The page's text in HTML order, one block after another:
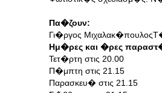
Πα�ζουν:
Γι�ργος Μιχαλακ�πουλος
Ημ�ρες και �ρες
Τετ�ρτη στις 20.00
Π�μπτη στις 21.15
Παρασκευ� στις 21.15